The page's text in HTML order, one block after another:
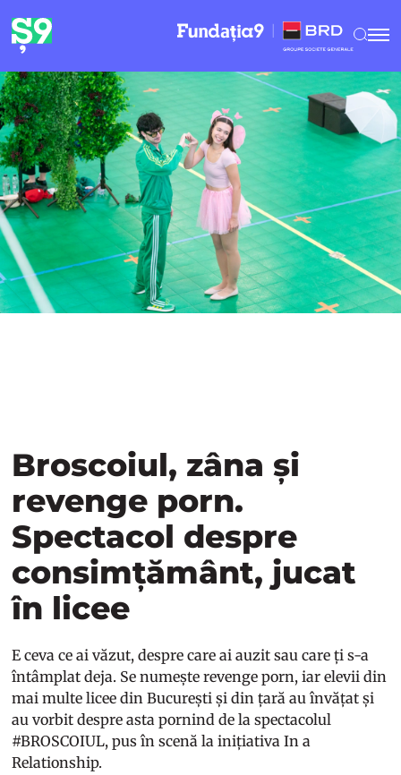
Broscoiul, zâna și
revenge porn.
Spectacol despre
consimțământ, jucat
în licee
E ceva ce ai văzut, despre care ai auzit sau care ți s-a
întâmplat deja. Se numește revenge porn, iar elevii din
mai multe licee din București și din țară au învățat și
au vorbit despre asta pornind de la spectacolul
#BROSCOIUL, pus în scenă la inițiativa In a
Relationship.